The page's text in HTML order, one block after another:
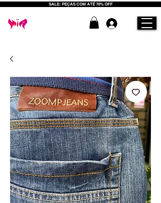
SALE: PEÇAS COM ATÉ 70% OFF